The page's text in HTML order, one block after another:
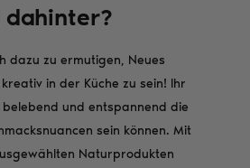
dazu zu ermutigen, Neues
in der Küche zu sein! Ihr
und entspannend die
sein können. Mit
Naturprodukten